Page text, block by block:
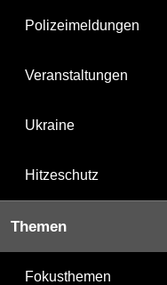
Polizeimeldungen
Veranstaltungen
Ukraine
Hitzeschutz
Themen
Fokusthemen